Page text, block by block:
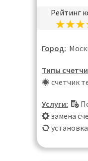
Рейтинг
Город:
Типы
счетчик
Услуги:
замена